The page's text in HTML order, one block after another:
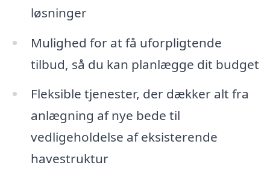
løsninger
Mulighed for at få uforpligtende
tilbud, så du kan planlægge dit budget
Fleksible tjenester, der dækker alt fra
anlægning af nye bede til
vedligeholdelse af eksisterende
havestruktur